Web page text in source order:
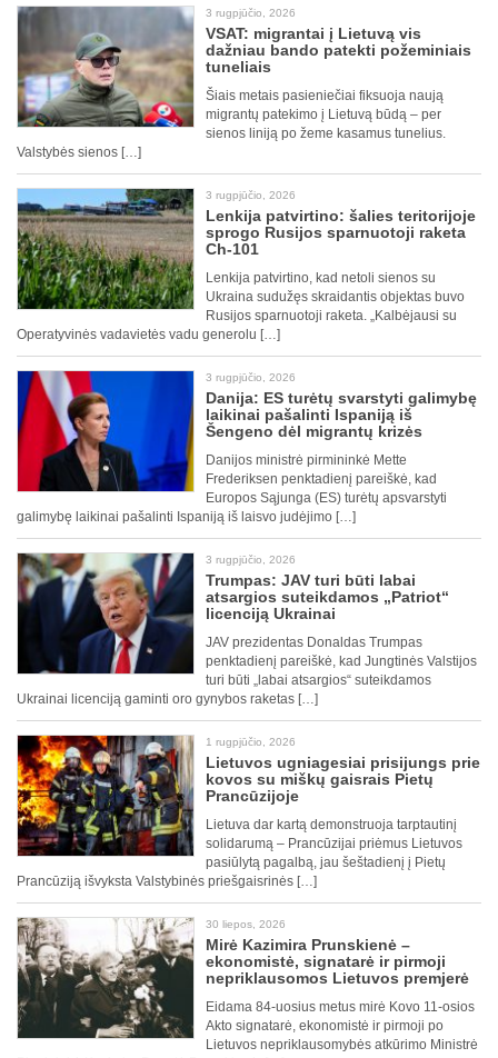
3 rugpjūčio, 2026
VSAT: migrantai į Lietuvą vis
dažniau bando patekti požeminiais
tuneliais
Šiais metais pasieniečiai fiksuoja naują
migrantų patekimo į Lietuvą būdą – per
sienos liniją po žeme kasamus tunelius.
Valstybės sienos […]
3 rugpjūčio, 2026
Lenkija patvirtino: šalies teritorijoje
sprogo Rusijos sparnuotoji raketa
Ch-101
Lenkija patvirtino, kad netoli sienos su
Ukraina sudužęs skraidantis objektas buvo
Rusijos sparnuotoji raketa. „Kalbėjausi su
Operatyvinės vadavietės vadu generolu […]
3 rugpjūčio, 2026
Danija: ES turėtų svarstyti galimybę
laikinai pašalinti Ispaniją iš
Šengeno dėl migrantų krizės
Danijos ministrė pirmininkė Mette
Frederiksen penktadienį pareiškė, kad
Europos Sąjunga (ES) turėtų apsvarstyti
galimybę laikinai pašalinti Ispaniją iš laisvo judėjimo […]
3 rugpjūčio, 2026
Trumpas: JAV turi būti labai
atsargios suteikdamos „Patriot“
licenciją Ukrainai
JAV prezidentas Donaldas Trumpas
penktadienį pareiškė, kad Jungtinės Valstijos
turi būti „labai atsargios“ suteikdamos
Ukrainai licenciją gaminti oro gynybos raketas […]
1 rugpjūčio, 2026
Lietuvos ugniagesiai prisijungs prie
kovos su miškų gaisrais Pietų
Prancūzijoje
Lietuva dar kartą demonstruoja tarptautinį
solidarumą – Prancūzijai priėmus Lietuvos
pasiūlytą pagalbą, jau šeštadienį į Pietų
Prancūziją išvyksta Valstybinės priešgaisrinės […]
30 liepos, 2026
Mirė Kazimira Prunskienė –
ekonomistė, signatarė ir pirmoji
nepriklausomos Lietuvos premjerė
Eidama 84-uosius metus mirė Kovo 11-osios
Akto signatarė, ekonomistė ir pirmoji po
Lietuvos nepriklausomybės atkūrimo Ministrė